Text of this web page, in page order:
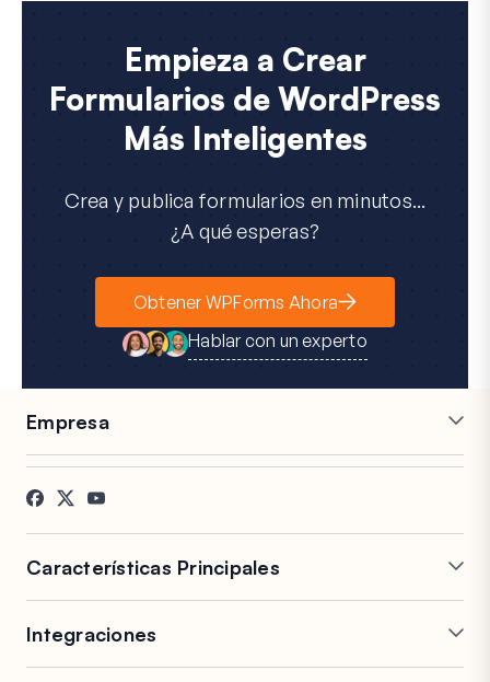
Empieza a Crear
Formularios de WordPress
Más Inteligentes
Crea y publica formularios en minutos...
¿A qué esperas?
Obtener WPForms Ahora
Hablar con un experto
Empresa
Carreras
Testimonios
Afiliados
Características Principales
Online
Integraciones